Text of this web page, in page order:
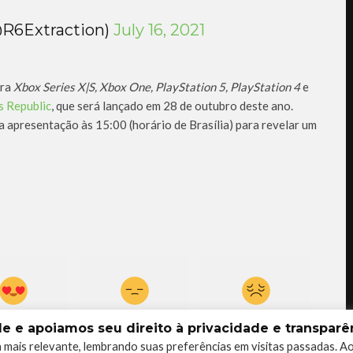
July 16, 2021
Xbox Series X|S, Xbox One, PlayStation 5, PlayStation 4e
Republic, que será lançado em 28 de outubro deste ano.
às 15:00 (horário de Brasília) para revelar um
0 0 0
e apoiamos seu direito à privacidade e
relevante, lembrando suas preferências em visitas passadas.